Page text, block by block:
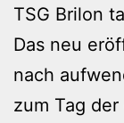
TSG Brilon
Das neu
nach
zum Tag